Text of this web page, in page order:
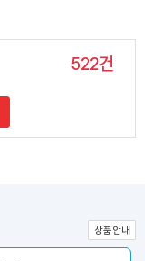
522건
상품안내